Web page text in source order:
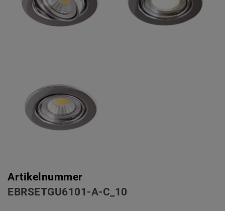
Artikelnummer
EBRSETGU6101-A-C_10